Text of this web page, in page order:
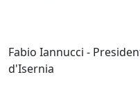
Fabio Iannucci -
d'Isernia